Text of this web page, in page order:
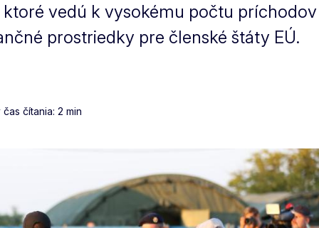
vedú k vysokému počtu
prostriedky pre členské štáty EÚ.
čítania: 2 min